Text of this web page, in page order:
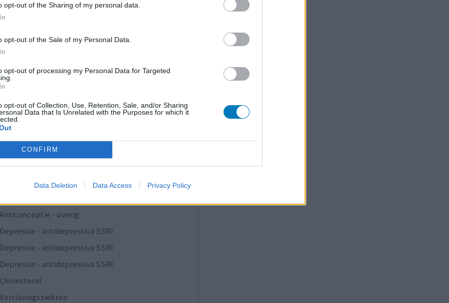
opt-out of the Sharing of my personal data.
opt-out of the Sale of my Personal Data.
opt-out of processing my Personal Data for Targeted
opt-out of Collection, Use, Retention, Sale, and/or Sharing
Data that Is Unrelated with the Purposes for which it
CONFIRM
Data Deletion Data Access Privacy Policy
Hoeveelheid bijwerkingen
1
Anticonceptie - overig
Depressie - antidepressiva SSRI
Depressie - antidepressiva SSRI
Depressie - antidepressiva SSRI
Cholesterol
Verslavingsziekten